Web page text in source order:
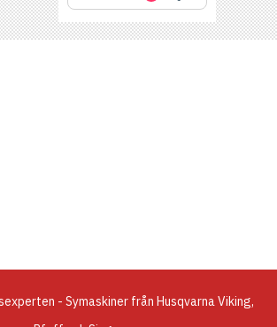
- Symaskiner från Husqvarna Viking,